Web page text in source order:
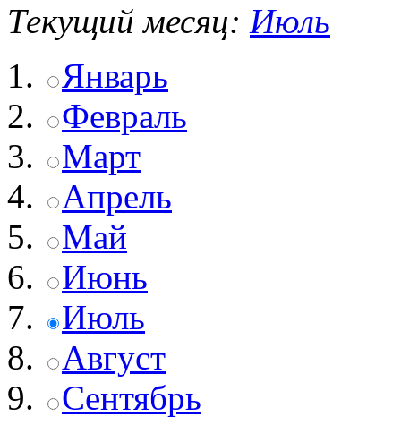
Текущий месяц: Июль
Январь
Февраль
Март
Апрель
Май
Июнь
Июль
Август
Сентябрь